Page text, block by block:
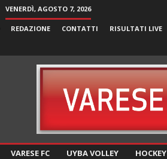
VENERDÌ, AGOSTO 7, 2026
REDAZIONE CONTATTI RISULTATI LIVE
VARESE FC UYBA VOLLEY HOCKEY